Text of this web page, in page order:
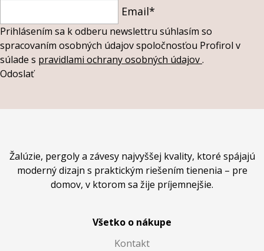
Email*
Prihlásením sa k odberu newslettru súhlasím so
spracovaním osobných údajov spoločnosťou Profirol v
súlade s pravidlami ochrany osobných údajov.
Odoslať
Žalúzie, pergoly a závesy najvyššej kvality, ktoré spájajú
moderný dizajn s praktickým riešením tienenia – pre
domov, v ktorom sa žije príjemnejšie.
Všetko o nákupe
Kontakt